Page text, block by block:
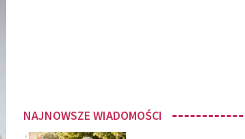
NAJNOWSZE WIADOMOŚCI